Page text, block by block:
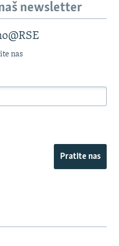
newsletter
nas
Pratite nas